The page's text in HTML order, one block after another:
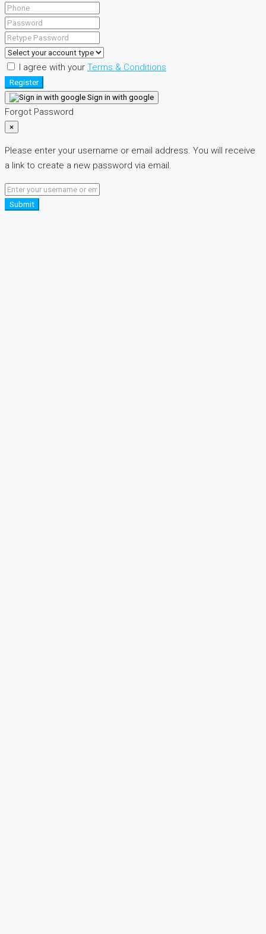
I agree with your Terms & Conditions
Register
Sign in with google
Forgot Password
×
Please enter your username or email address. You will receive
a link to create a new password via email.
Submit